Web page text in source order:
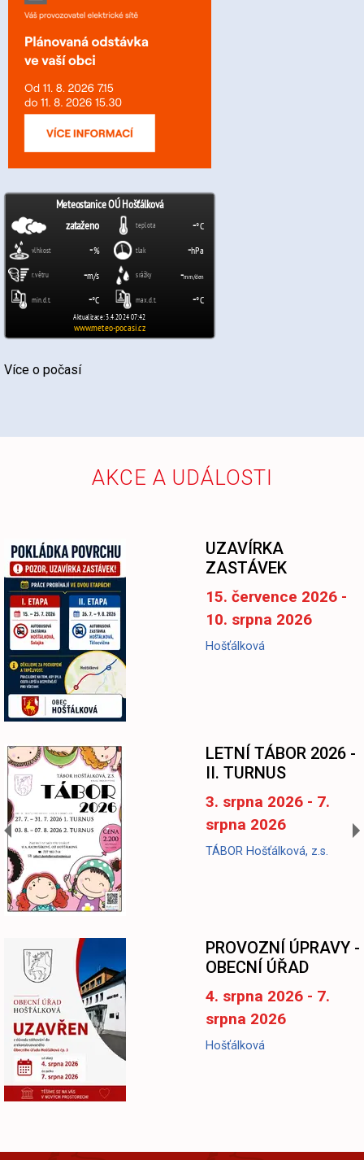
Více o počasí
AKCE A UDÁLOSTI
UZAVÍRKA
ZASTÁVEK
15. července 2026 -
10. srpna 2026
Hošťálková
LETNÍ TÁBOR 2026 -
II. TURNUS
3. srpna 2026 - 7.
srpna 2026
TÁBOR Hošťálková, z.s.
PROVOZNÍ ÚPRAVY -
OBECNÍ ÚŘAD
4. srpna 2026 - 7.
srpna 2026
Hošťálková